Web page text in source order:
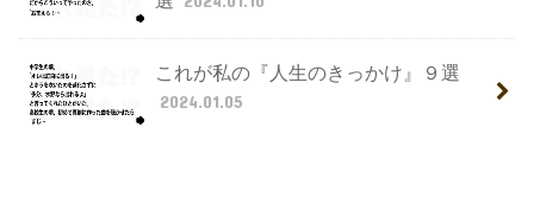
これが私の『人生のきっかけ』９選
2024.01.05